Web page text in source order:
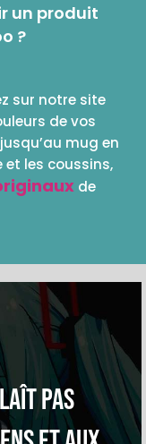
un produit
?
sur notre site
de vos
mug en
les coussins,
de
pas